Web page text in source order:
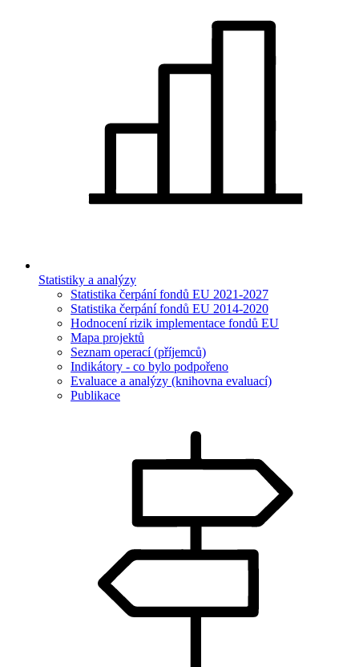
Statistiky a analýzy
Statistika čerpání fondů EU 2021-2027
Statistika čerpání fondů EU 2014-2020
Hodnocení rizik implementace fondů EU
Mapa projektů
Seznam operací (příjemců)
Indikátory - co bylo podpořeno
Evaluace a analýzy (knihovna evaluací)
Publikace